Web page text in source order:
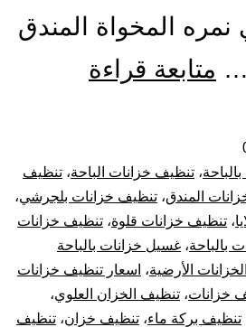
نمره المخواة المندق
متابعة قراءة
بالباحة
حصرية
، تنظيف خزانات الباحة، تنظيف
المندق، تنظيف خزانات بلجرشي،
، تنظيف خزانات قلوة، تنظيف خزانات
بالباحة، غسيل خزانات بالباحة
الأرضية، اسعار تنظيف خزانات
خزانات، تنظيف الخزان العلوي،
تنظيف بركة ماء، تنظيف خزان، تنظيف